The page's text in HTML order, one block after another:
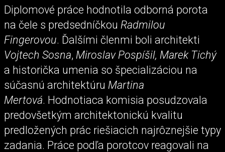
Diplomové práce hodnotila odborná porota
na čele s predsedníčkou Radmilou
Fingerovou. Ďalšími členmi boli architekti
Vojtech Sosna, Miroslav Pospíšil, Marek Tichý
a historička umenia so špecializáciou na
súčasnú architektúru Martina
Mertová. Hodnotiaca komisia posudzovala
predovšetkým architektonickú kvalitu
predložených prác riešiacich najrôznejšie typy
zadania. Práce podľa porotcov reagovali na